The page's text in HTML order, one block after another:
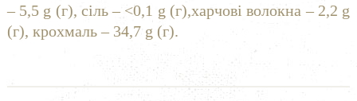
– 5,5 g (г), сіль – <0,1 g (г),харчові волокна – 2,2 g
(г), крохмаль – 34,7 g (г).